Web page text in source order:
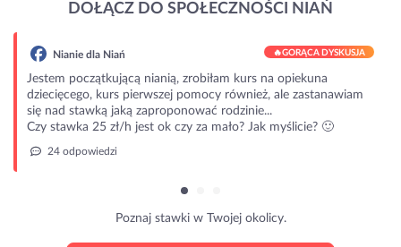
DOŁĄCZ DO SPOŁECZNOŚCI NIAŃ
Nianie dla Niań 🔥GORĄCA DYSKUSJA
Jestem początkującą nianią, zrobiłam kurs na opiekuna
dziecięcego, kurs pierwszej pomocy również, ale zastanawiam
się nad stawką jaką zaproponować rodzinie...
Czy stawka 25 zł/h jest ok czy za mało? Jak myślicie? 🙂
24 odpowiedzi
Poznaj stawki w Twojej okolicy.